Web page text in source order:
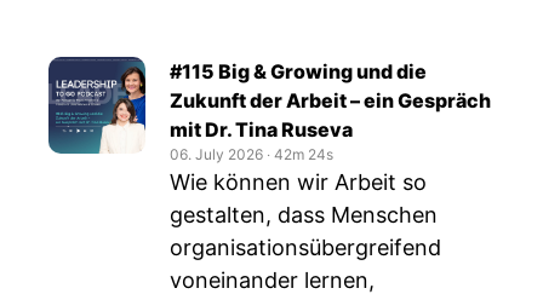
#115 Big & Growing und die
Zukunft der Arbeit – ein Gespräch
mit Dr. Tina Ruseva
06. July 2026 ‧ 42m 24s
Wie können wir Arbeit so
gestalten, dass Menschen
organisationsübergreifend
voneinander lernen,